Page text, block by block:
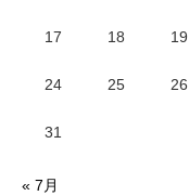
17 18 19
24 25 26
31
« 7月